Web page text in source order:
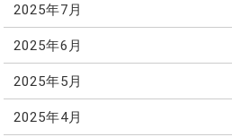
2025年7月
2025年6月
2025年5月
2025年4月